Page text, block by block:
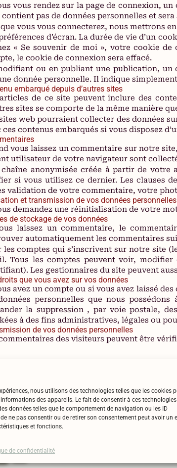
nous utilisons des technologies telles que les cookies
des appareils. Le fait de consentir à ces technologies
données telles que le comportement de navigation ou les ID
ne pas consentir ou de retirer son consentement peut avoir un
et fonctions.
de confidentialité
vous rendez sur la page de connexion,
contient pas de données personnelles et
vous vous connecterez, nous mettrons
d’écran. La durée de vie d’un
« Se souvenir de moi », votre cookie de
le cookie de connexion sera effacé.
ou en publiant une publication, un
donnée personnelle. Il indique
embarqué depuis d’autres sites
de ce site peuvent inclure des
sites se comporte de la même manière
web pourraient collecter des données
ces contenus embarqués si vous disposez
vous laissez un commentaire sur notre
utilisateur de votre navigateur sont
chaîne anonymisée créée à partir de votre
si vous utilisez ce dernier. Les clauses
validation de votre commentaire, votre
et transmission de vos données personnelles
demandez une réinitialisation de votre
de stockage de vos données
laissez un commentaire, le
automatiquement les commentaires
les comptes qui s’inscrivent sur notre site
Tous les comptes peuvent voir,
Les gestionnaires du site peuvent
que vous avez sur vos données
avez un compte ou si vous avez laissé
personnelles que nous
la suppression , par voie postale,
à des fins administratives, légales ou
de vos données personnelles
des visiteurs peuvent être
l’abus d’alcool